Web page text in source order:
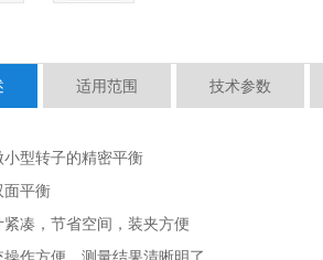
适用范围 技术参数
小型转子的精密平衡
面平衡
紧凑，节省空间，装夹方便